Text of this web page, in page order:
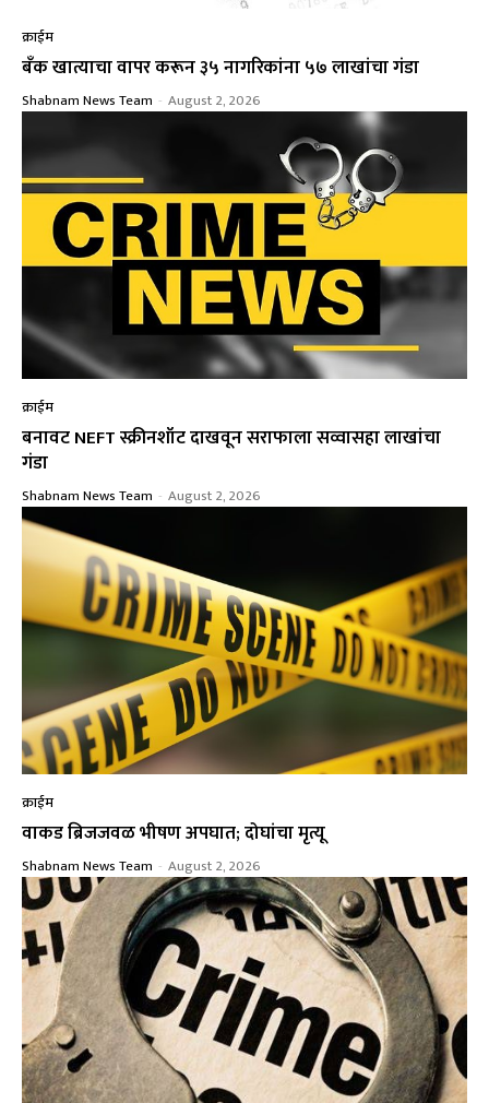
क्राईम
बँक खात्याचा वापर करून ३५ नागरिकांना ५७ लाखांचा गंडा
Shabnam News Team - August 2, 2026
क्राईम
बनावट NEFT स्क्रीनशॉट दाखवून सराफाला सव्वासहा लाखांचा
गंडा
Shabnam News Team - August 2, 2026
क्राईम
वाकड ब्रिजजवळ भीषण अपघात; दोघांचा मृत्यू
Shabnam News Team - August 2, 2026